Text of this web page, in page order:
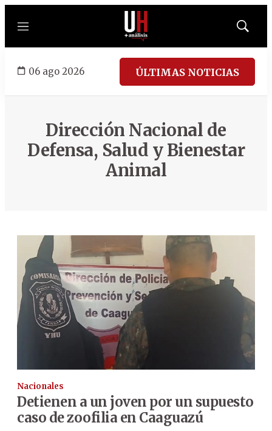
Menú
Mostrar
06 ago 2026 ÚLTIMAS NOTICIAS
Dirección Nacional de
Defensa, Salud y Bienestar
Animal
Nacionales
Detienen a un joven por un supuesto
caso de zoofilia en Caaguazú